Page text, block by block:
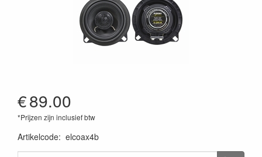
€89.00
*Prijzen zijn inclusief btw
Artikelcode: elcoax4b